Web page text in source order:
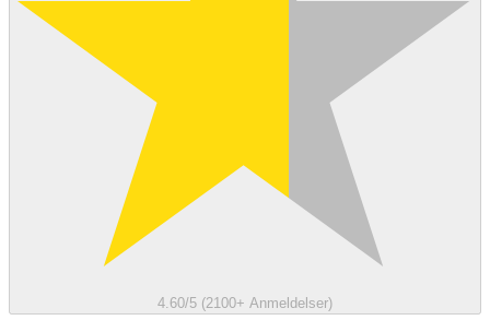
4.60/5 (2100+ Anmeldelser)